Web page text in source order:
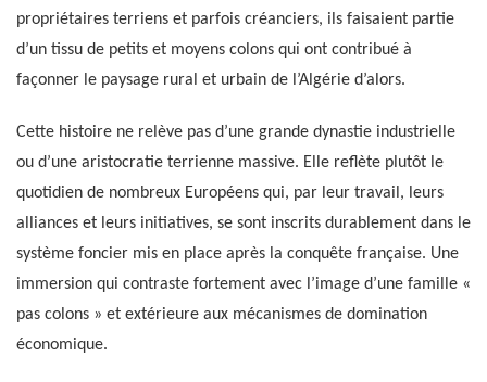
propriétaires terriens et parfois créanciers, ils faisaient partie
d’un tissu de petits et moyens colons qui ont contribué à
façonner le paysage rural et urbain de l’Algérie d’alors.
Cette histoire ne relève pas d’une grande dynastie industrielle
ou d’une aristocratie terrienne massive. Elle reflète plutôt le
quotidien de nombreux Européens qui, par leur travail, leurs
alliances et leurs initiatives, se sont inscrits durablement dans le
système foncier mis en place après la conquête française. Une
immersion qui contraste fortement avec l’image d’une famille «
pas colons » et extérieure aux mécanismes de domination
économique.